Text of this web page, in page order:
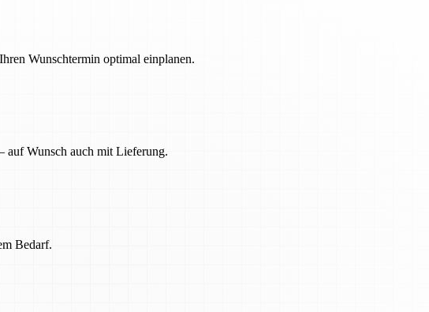
Wunschtermin optimal einplanen.
auf Wunsch auch mit Lieferung.
Bedarf.